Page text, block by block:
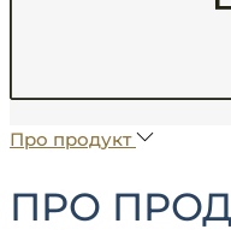
Про продукт
ПРО